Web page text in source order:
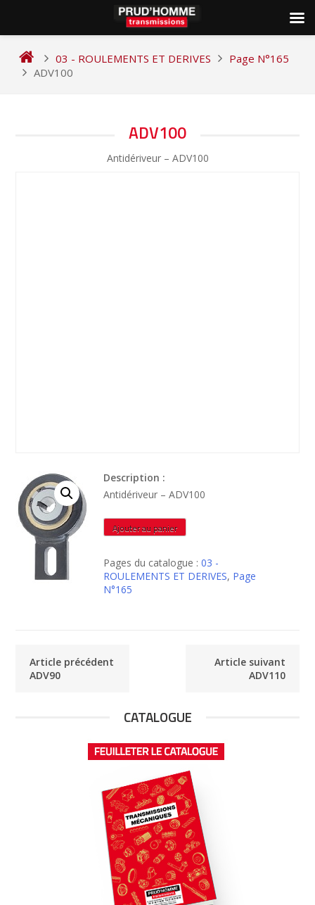
content
03 - ROULEMENTS ET DERIVES
Page N°165
ADV100
ADV100
Antidériveur – ADV100
Description :
Antidériveur – ADV100
quantité
de
Ajouter au panier
Pages du catalogue :03 -
ROULEMENTS ET DERIVES, Page
N°165
Article précédent
ADV90
Article suivant
ADV110
CATALOGUE